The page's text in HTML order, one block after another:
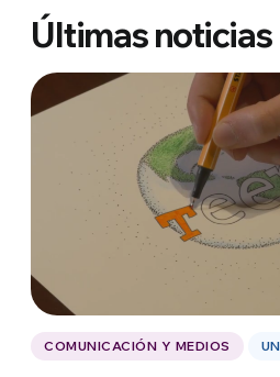
Últimas noticias
COMUNICACIÓN Y MEDIOS